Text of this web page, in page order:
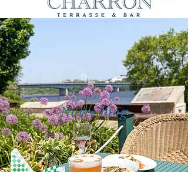
Notre blog